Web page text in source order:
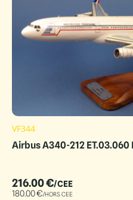
VF344
Airbus A340-212 ET.03.060
216.00€/CEE
180.00€/HORS CEE